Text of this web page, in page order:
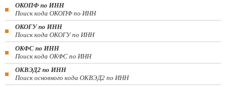
ОКОПФ по ИНН
Поиск кода ОКОПФ по ИНН
ОКОГУ по ИНН
Поиск кода ОКОГУ по ИНН
ОКФС по ИНН
Поиск кода ОКФС по ИНН
ОКВЭД2 по ИНН
Поиск основного кода ОКВЭД2 по ИНН